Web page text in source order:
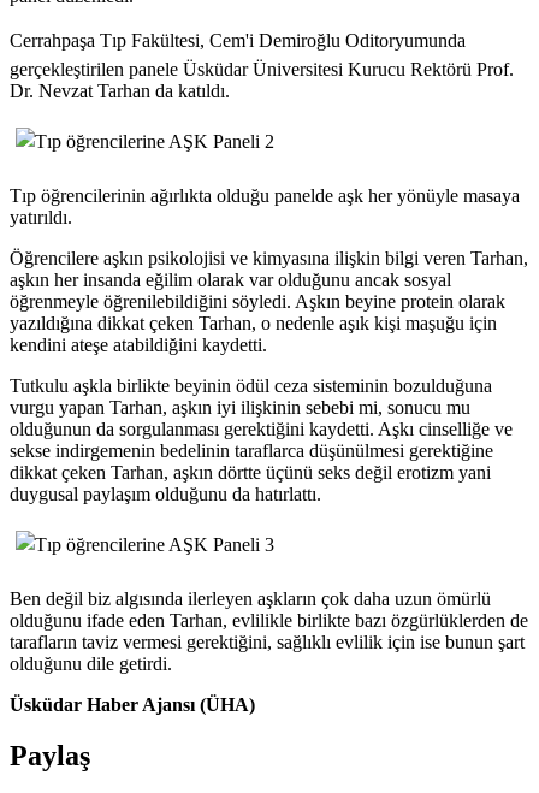
Cerrahpaşa Tıp Fakültesi, Cem'i Demiroğlu Oditoryumunda
gerçekleştirilen panele Üsküdar Üniversitesi Kurucu Rektörü Prof.
Dr. Nevzat Tarhan da katıldı.
Tıp öğrencilerinin ağırlıkta olduğu panelde aşk her yönüyle masaya
yatırıldı.
Öğrencilere aşkın psikolojisi ve kimyasına ilişkin bilgi veren Tarhan,
aşkın her insanda eğilim olarak var olduğunu ancak sosyal
öğrenmeyle öğrenilebildiğini söyledi. Aşkın beyine protein olarak
yazıldığına dikkat çeken Tarhan, o nedenle aşık kişi maşuğu için
kendini ateşe atabildiğini kaydetti.
Tutkulu aşkla birlikte beyinin ödül ceza sisteminin bozulduğuna
vurgu yapan Tarhan, aşkın iyi ilişkinin sebebi mi, sonucu mu
olduğunun da sorgulanması gerektiğini kaydetti. Aşkı cinselliğe ve
sekse indirgemenin bedelinin taraflarca düşünülmesi gerektiğine
dikkat çeken Tarhan, aşkın dörtte üçünü seks değil erotizm yani
duygusal paylaşım olduğunu da hatırlattı.
Ben değil biz algısında ilerleyen aşkların çok daha uzun ömürlü
olduğunu ifade eden Tarhan, evlilikle birlikte bazı özgürlüklerden de
tarafların taviz vermesi gerektiğini, sağlıklı evlilik için ise bunun şart
olduğunu dile getirdi.
Üsküdar Haber Ajansı (ÜHA)
Paylaş